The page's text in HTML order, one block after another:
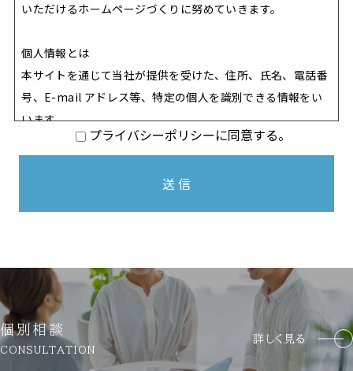
いただけるホームページづくりに努めていきます。
個人情報とは
本サイトを通じて当社が提供を受けた、住所、氏名、電話番
号、E-mail アドレス等、特定の個人を識別できる情報をい
います。
本サイトを通じて個人情報を収集する際は、利用者ご本人の
個人情報の収集は特定された利用目的を達成するために必要
な範囲内で行います。
個人情報の利用制限について
提供いただいた個人情報は、あらかじめ明示した利用目的の
プライバシーポリシーに同意する。
個別相談
CONSULTATION
詳しく見る